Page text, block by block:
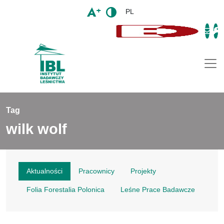
PL
Tag
wilk wolf
Aktualności Pracownicy Projekty
Folia Forestalia Polonica Leśne Prace Badawcze